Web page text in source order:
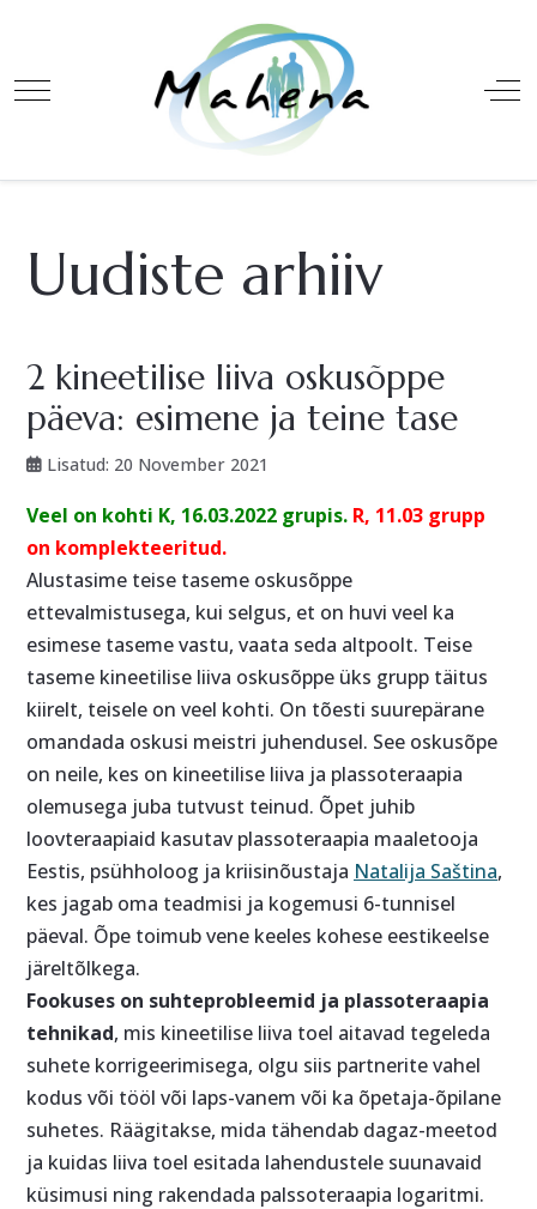
Mobile Menu Toggle
Uudiste arhiiv
2 kineetilise liiva oskusõppe
päeva: esimene ja teine tase
Lisatud: 20 November 2021
Veel on kohti K, 16.03.2022 grupis. R, 11.03 grupp
on komplekteeritud.
Alustasime teise taseme oskusõppe
ettevalmistusega, kui selgus, et on huvi veel ka
esimese taseme vastu, vaata seda altpoolt. Teise
taseme kineetilise liiva oskusõppe üks grupp täitus
kiirelt, teisele on veel kohti. On tõesti suurepärane
omandada oskusi meistri juhendusel. See oskusõpe
on neile, kes on kineetilise liiva ja plassoteraapia
olemusega juba tutvust teinud. Õpet juhib
loovteraapiaid kasutav plassoteraapia maaletooja
Eestis, psühholoog ja kriisinõustaja Natalija Saština,
kes jagab oma teadmisi ja kogemusi 6-tunnisel
päeval. Õpe toimub vene keeles kohese eestikeelse
järeltõlkega.
Fookuses on suhteprobleemid ja plassoteraapia
tehnikad, mis kineetilise liiva toel aitavad tegeleda
suhete korrigeerimisega, olgu siis partnerite vahel
kodus või tööl või laps-vanem või ka õpetaja-õpilane
suhetes. Räägitakse, mida tähendab dagaz-meetod
ja kuidas liiva toel esitada lahendustele suunavaid
küsimusi ning rakendada palssoteraapia logaritmi.